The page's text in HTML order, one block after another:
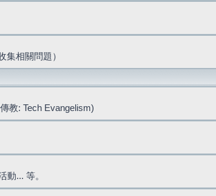
集相關問題）
教: Tech Evangelism)
動... 等。